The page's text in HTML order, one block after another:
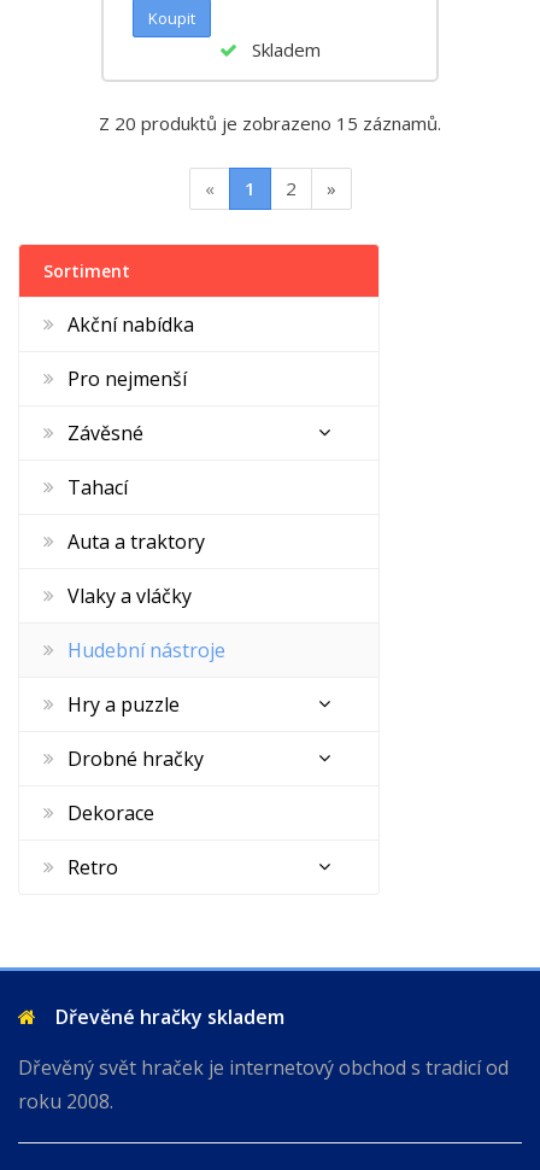
Skladem
Z 20 produktů je zobrazeno 15 záznamů.
« 1 2 »
Sortiment
Akční nabídka
Pro nejmenší
Závěsné
Tahací
Auta a traktory
Vlaky a vláčky
Hudební nástroje
Hry a puzzle
Drobné hračky
Dekorace
Retro
Dřevěné hračky skladem
Dřevěný svět hraček je internetový obchod s tradicí od
roku 2008.